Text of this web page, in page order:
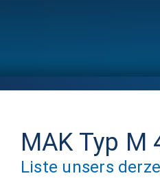
MAK Typ M
Liste unsers